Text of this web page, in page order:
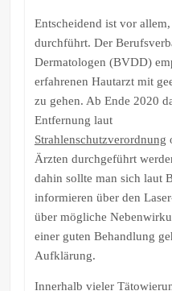
Entscheidend ist vor
durchführt. Der
Dermatologen (BVDD)
erfahrenen Hautarzt mit
zu gehen. Ab Ende 2020
Entfernung laut
Strahlenschutzverordnung
Ärzten durchgeführt
dahin sollte man sich laut
informieren über den
über mögliche
einer guten Behandlung
Aufklärung.
Innerhalb vieler